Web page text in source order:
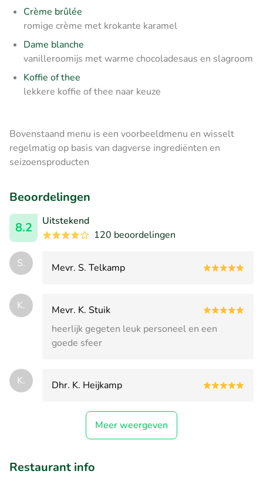
Crème brûlée
romige crème met krokante karamel
Dame blanche
vanilleroomijs met warme chocoladesaus en slagroom
Koffie of thee
lekkere koffie of thee naar keuze
Bovenstaand menu is een voorbeeldmenu en wisselt
regelmatig op basis van dagverse ingrediënten en
seizoensproducten
Beoordelingen
8.2
Uitstekend
120 beoordelingen
S. Mevr. S. Telkamp
K.
Mevr. K. Stuik
heerlijk gegeten leuk personeel en een
goede sfeer
K. Dhr. K. Heijkamp
Meer weergeven
Restaurant info